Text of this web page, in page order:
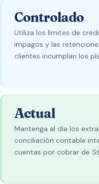
Controlado
Utiliza los límites de
impagos y las
clientes incumplan los
Actual
Mantenga al día los
conciliación contable
cuentas por cobrar de